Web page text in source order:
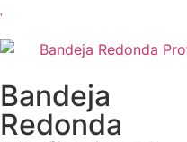
Bandeja
Redonda